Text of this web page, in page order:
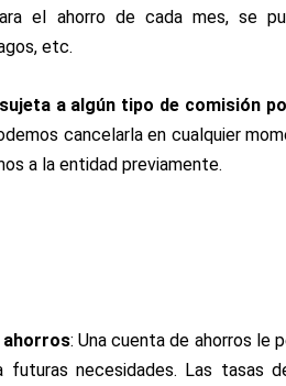
el ahorro de cada mes, se
etc.
a algún tipo de comisión
cancelarla en cualquier
a la entidad previamente.
ahorros: Una cuenta de ahorros le
futuras necesidades. Las tasas